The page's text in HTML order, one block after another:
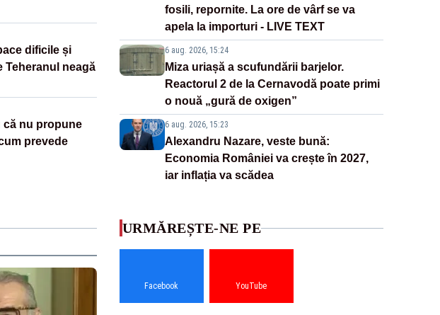
dificile și
Teheranul neagă
că nu propune
prevede
fosili, repornite. La ore de vârf se va
apela la importuri - LIVE TEXT
6 aug. 2026, 15:24
Miza uriașă a scufundării barjelor.
Reactorul 2 de la Cernavodă poate primi
o nouă „gură de oxigen”
6 aug. 2026, 15:23
Alexandru Nazare, veste bună:
Economia României va crește în 2027,
iar inflația va scădea
URMĂREȘTE-NE PE
Facebook YouTube